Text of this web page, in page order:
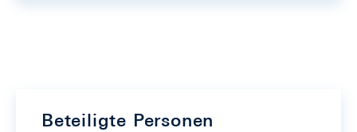
Beteiligte Personen